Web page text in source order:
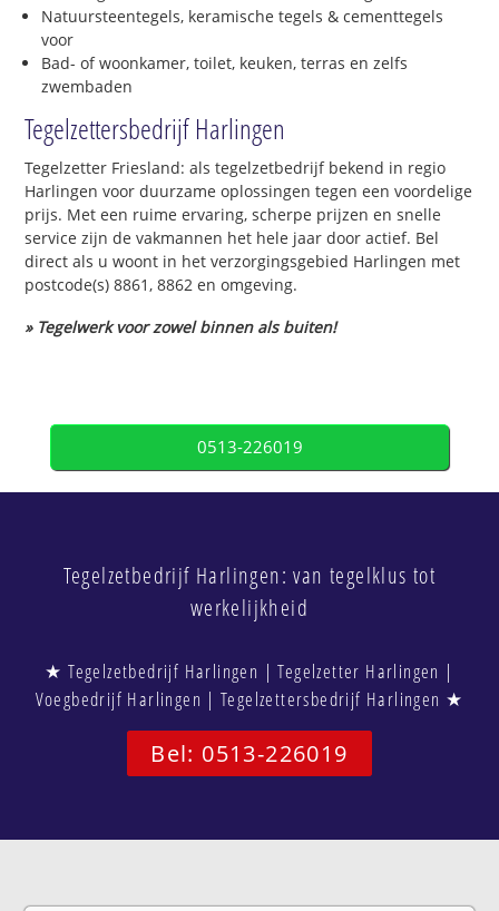
Natuursteentegels, keramische tegels & cementtegels
voor
Bad- of woonkamer, toilet, keuken, terras en zelfs
zwembaden
Tegelzettersbedrijf Harlingen
Tegelzetter Friesland: als tegelzetbedrijf bekend in regio
Harlingen voor duurzame oplossingen tegen een voordelige
prijs. Met een ruime ervaring, scherpe prijzen en snelle
service zijn de vakmannen het hele jaar door actief. Bel
direct als u woont in het verzorgingsgebied Harlingen met
postcode(s) 8861, 8862 en omgeving.
» Tegelwerk voor zowel binnen als buiten!
0513-226019
Tegelzetbedrijf Harlingen: van tegelklus tot
werkelijkheid
★ Tegelzetbedrijf Harlingen | Tegelzetter Harlingen |
Voegbedrijf Harlingen | Tegelzettersbedrijf Harlingen ★
Bel: 0513-226019